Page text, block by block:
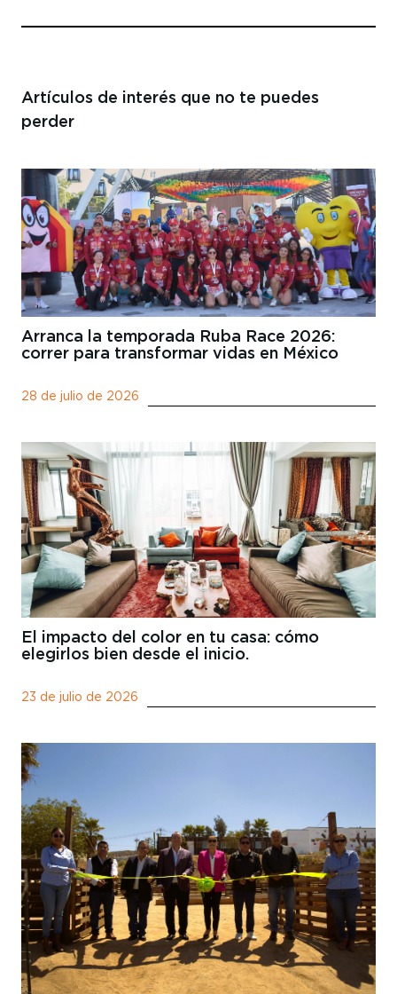
Artículos de interés que no te puedes
perder
Arranca la temporada Ruba Race 2026:
correr para transformar vidas en México
28 de julio de 2026
El impacto del color en tu casa: cómo
elegirlos bien desde el inicio.
23 de julio de 2026